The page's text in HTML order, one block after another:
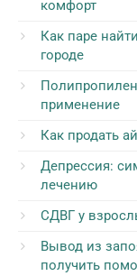
комфорт
Как паре
городе
применение
Как продать
Депрессия:
лечению
СДВГ у
Вывод из
получить